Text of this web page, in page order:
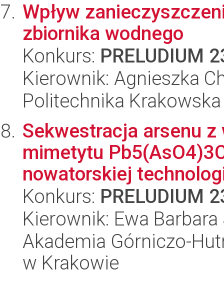
Wpływ
zbiornika wodnego
Konkurs: PRELUDIUM
Kierownik: Agnieszka
Politechnika
Sekwestracja arsenu
mimetytu
nowatorskiej
Konkurs: PRELUDIUM
Kierownik: Ewa
Akademia Górniczo-
w Krakowie